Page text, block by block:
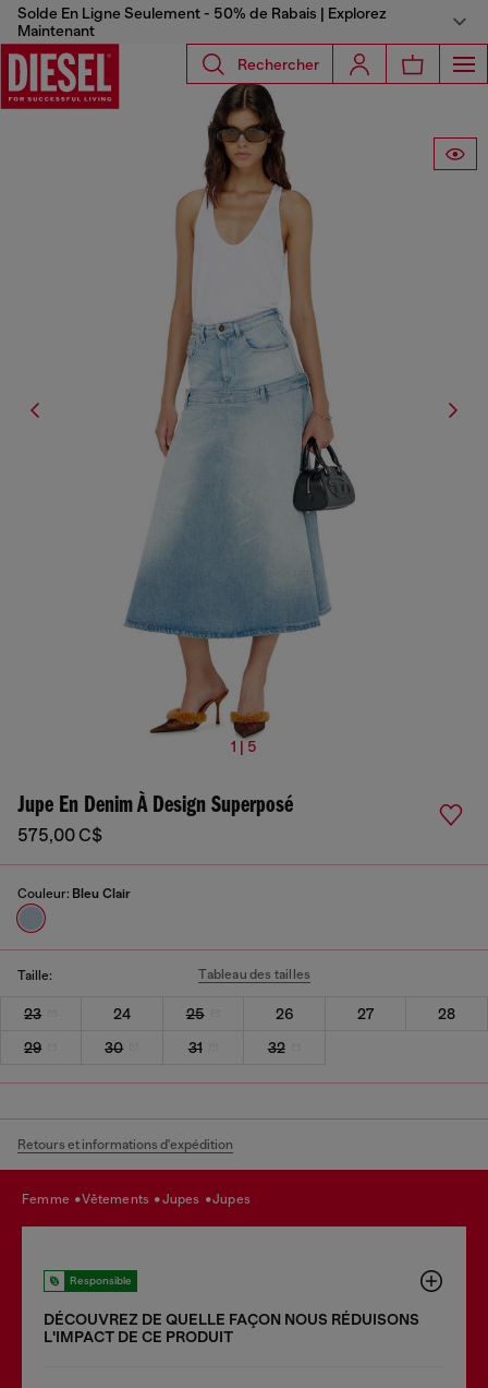
Solde En Ligne Seulement - 50% de Rabais | Explorez
Maintenant
Rechercher
1 | 5
Jupe En Denim À Design Superposé
575,00 C$
Couleur: Bleu Clair
Taille: Tableau des tailles
23 24 25 26 27
28
29
30 31 32
Retours et informations d'expédition
femme vêtements jupes jupes
Responsible
DÉCOUVREZ DE QUELLE FAÇON NOUS RÉDUISONS
LʹIMPACT DE CE PRODUIT